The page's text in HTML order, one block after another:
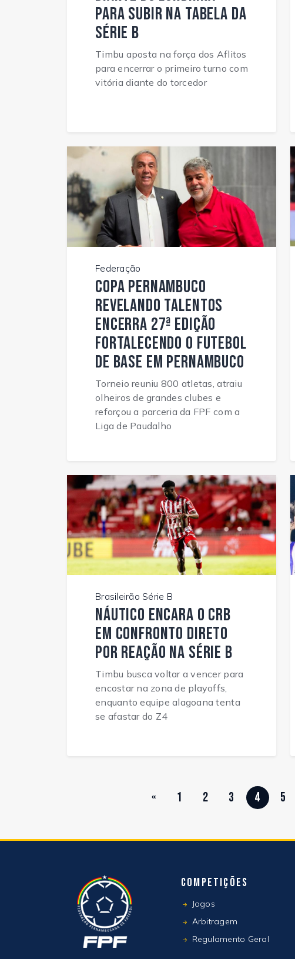
para subir na tabela da
Série B
Timbu aposta na força dos Aflitos
para encerrar o primeiro turno com
vitória diante do torcedor
Federação
Copa Pernambuco
Revelando Talentos
encerra 27ª edição
fortalecendo o futebol
de base em Pernambuco
Torneio reuniu 800 atletas, atraiu
olheiros de grandes clubes e
reforçou a parceria da FPF com a
Liga de Paudalho
Brasileirão Série B
Náutico encara o CRB
em confronto direto
por reação na Série B
Timbu busca voltar a vencer para
encostar na zona de playoffs,
enquanto equipe alagoana tenta
se afastar do Z4
« 1 2 3 4 5
Competições
Jogos
Arbitragem
Regulamento Geral